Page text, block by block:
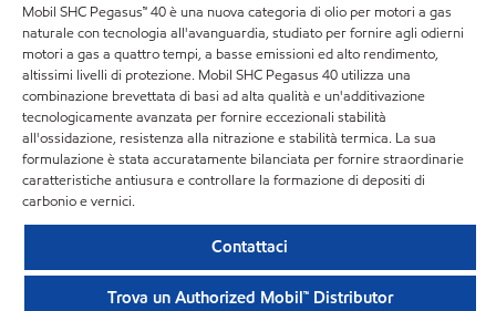
Mobil SHC Pegasus™ 40 è una nuova categoria di olio per motori a gas
naturale con tecnologia all'avanguardia, studiato per fornire agli odierni
motori a gas a quattro tempi, a basse emissioni ed alto rendimento,
altissimi livelli di protezione. Mobil SHC Pegasus 40 utilizza una
combinazione brevettata di basi ad alta qualità e un'additivazione
tecnologicamente avanzata per fornire eccezionali stabilità
all'ossidazione, resistenza alla nitrazione e stabilità termica. La sua
formulazione è stata accuratamente bilanciata per fornire straordinarie
caratteristiche antiusura e controllare la formazione di depositi di
carbonio e vernici.
Contattaci
Trova un Authorized Mobil™ Distributor